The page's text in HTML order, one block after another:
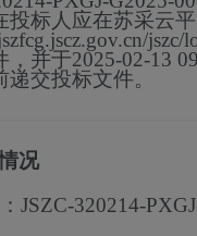
投标人应在苏采云
jszc/
，并于2025-02-13
递交投标文件。
况
JSZC-320214-